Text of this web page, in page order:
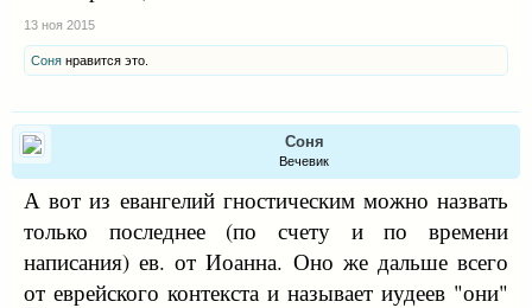
13 ноя 2015
Соня нравится это.
Соня
Вечевик
А вот из евангелий гностическим можно назвать
только последнее (по счету и по времени
написания) ев. от Иоанна. Оно же дальше всего
от еврейского контекста и называет иудеев "они"